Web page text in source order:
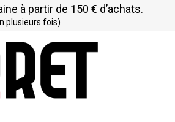
à partir de 150 € d’achats.
plusieurs fois)